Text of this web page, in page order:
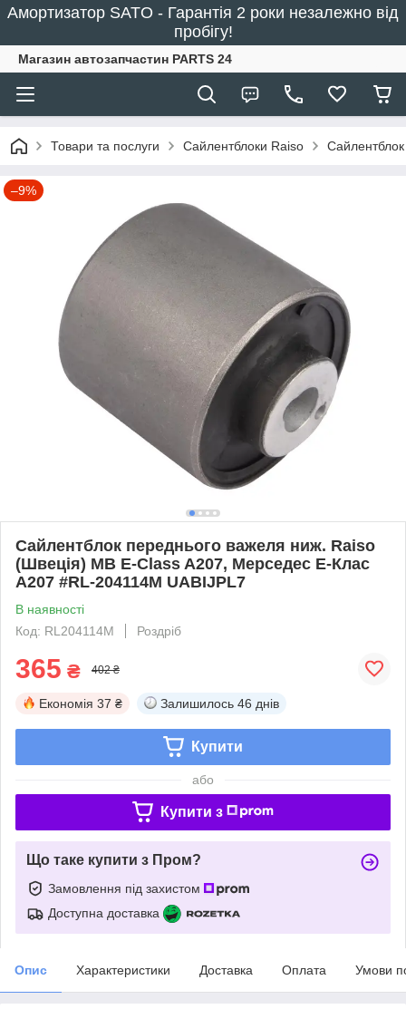
Амортизатор SATO - Гарантія 2 роки незалежно від
пробігу!
Магазин автозапчастин PARTS 24
Товари та послуги Сайлентблоки Raiso
–9%
Сайлентблок переднього важеля ниж. Raiso
(Швеція) MB E-Class A207, Мерседес Е-Клас
А207 #RL-204114M UABIJPL7
В наявності
Код: RL204114M
Роздріб
365 ₴ 402 ₴
Економія 37 ₴ Залишилось 46 днів
Купити
або
Купити з
Що таке купити з Пром?
Замовлення під захистом
Доступна доставка
Опис Характеристики Доставка Оплата Умови